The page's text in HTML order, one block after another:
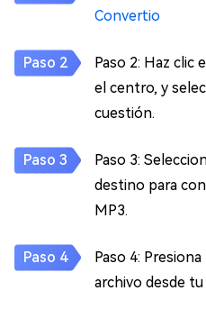
Convertio
Paso 2: Haz clic
el centro, y
cuestión.
Paso 3:
destino para
MP3.
Paso 4:
archivo desde tu